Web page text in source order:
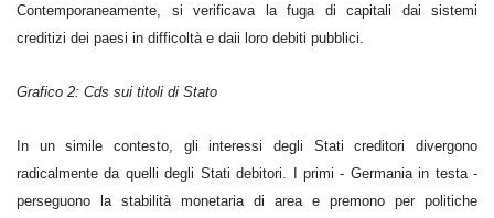
Contemporaneamente, si verificava la fuga di capitali dai sistemi
creditizi dei paesi in difficoltà e daii loro debiti pubblici.
Grafico 2: Cds sui titoli di Stato
In un simile contesto, gli interessi degli Stati creditori divergono
radicalmente da quelli degli Stati debitori. I primi - Germania in testa -
perseguono la stabilità monetaria di area e premono per politiche